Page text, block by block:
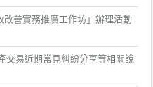
善實務推廣工作坊」辦理活動
交易近期常見糾紛分享等相關說